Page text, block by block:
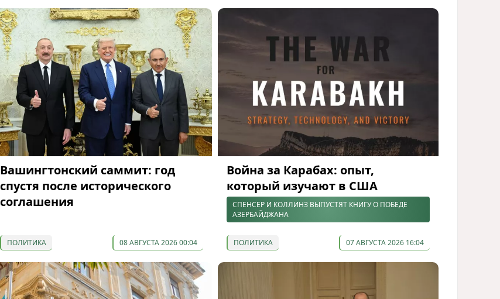
Вашингтонский саммит: год
спустя после исторического
соглашения
ПОЛИТИКА 08 АВГУСТА 2026 00:04
Война за Карабах: опыт,
который изучают в США
СПЕНСЕР И КОЛЛИНЗ ВЫПУСТЯТ КНИГУ О ПОБЕДЕ
АЗЕРБАЙДЖАНА
ПОЛИТИКА 07 АВГУСТА 2026 16:04